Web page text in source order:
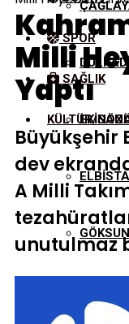
GÖKSUN
SPOR
SAĞLIK
KÜLTÜR/
Milli
Yaptı
Büyükşehir
dev
A Milli
unutulmaz